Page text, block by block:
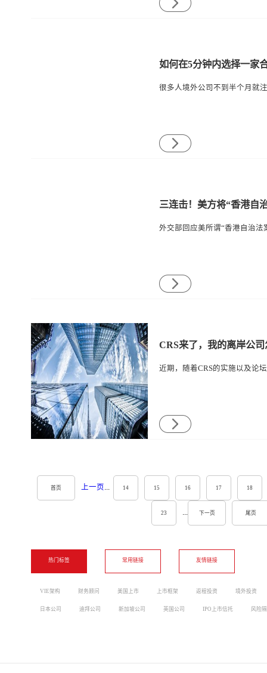
如何在5分钟内选择一家
CRS来了，我的离岸公
首页 上一页 ... 14 15 16 17 18
23 ... 下一页 尾页
热门标签
VIE架构 财务顾问 美国上市 上市框架 返程投资 境外投资
日本公司 迪拜公司 新加坡公司 英国公司 IPO上市信托 风险
常用链接 友情链接